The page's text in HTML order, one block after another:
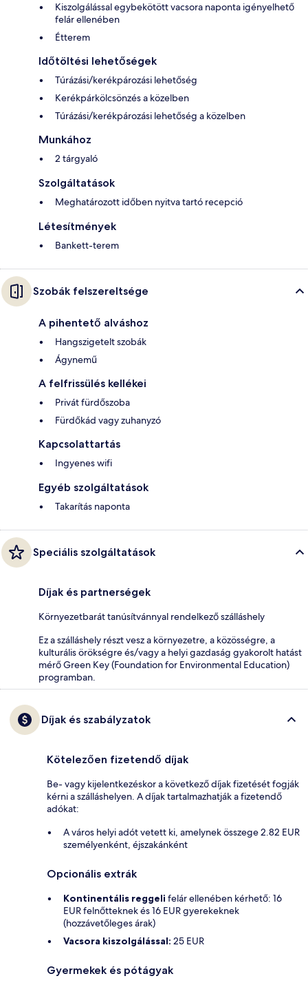
Kiszolgálással egybekötött vacsora naponta igényelhető
felár ellenében
Étterem
Időtöltési lehetőségek
Túrázási/kerékpározási lehetőség
Kerékpárkölcsönzés a közelben
Túrázási/kerékpározási lehetőség a közelben
Munkához
2 tárgyaló
Szolgáltatások
Meghatározott időben nyitva tartó recepció
Létesítmények
Bankett-terem
Szobák felszereltsége
A pihentető alváshoz
Hangszigetelt szobák
Ágynemű
A felfrissülés kellékei
Privát fürdőszoba
Fürdőkád vagy zuhanyzó
Kapcsolattartás
Ingyenes wifi
Egyéb szolgáltatások
Takarítás naponta
Speciális szolgáltatások
Díjak és partnerségek
Környezetbarát tanúsítvánnyal rendelkező szálláshely
Ez a szálláshely részt vesz a környezetre, a közösségre, a
kulturális örökségre és/vagy a helyi gazdaság gyakorolt hatást
mérő Green Key (Foundation for Environmental Education)
programban.
Díjak és szabályzatok
Kötelezően fizetendő díjak
Be- vagy kijelentkezéskor a következő díjak fizetését fogják
kérni a szálláshelyen. A díjak tartalmazhatják a fizetendő
adókat:
A város helyi adót vetett ki, amelynek összege 2.82 EUR
személyenként, éjszakánként
Opcionális extrák
Kontinentális reggeli felár ellenében kérhető: 16
EUR felnőtteknek és 16 EUR gyerekeknek
(hozzávetőleges árak)
Vacsora kiszolgálással: 25 EUR
Gyermekek és pótágyak